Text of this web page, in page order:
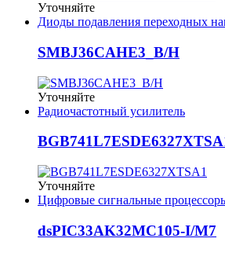
Уточняйте
Диоды подавления переходных
SMBJ36CAHE3_B/H
Уточняйте
Радиочастотный усилитель
Уточняйте
Цифровые сигнальные
dsPIC33AK32MC105-I/M7